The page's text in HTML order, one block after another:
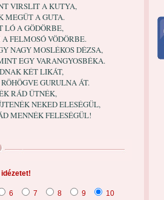
VIRSLIT A KUTYA,
MEGÜT A GUTA.
LÓ A GÖDÖRBE,
FELMOSÓ VÖDÖRBE.
NAGY MOSLÉKOS DÉZSA,
EGY VARANGYOSBÉKA.
KÉT LIKÁT,
GURULNA ÁT.
RÁD ÜTNÉK,
NEKED ELESÉGÜL,
MENNÉK FELESÉGÜL!
6 7 8 9 10